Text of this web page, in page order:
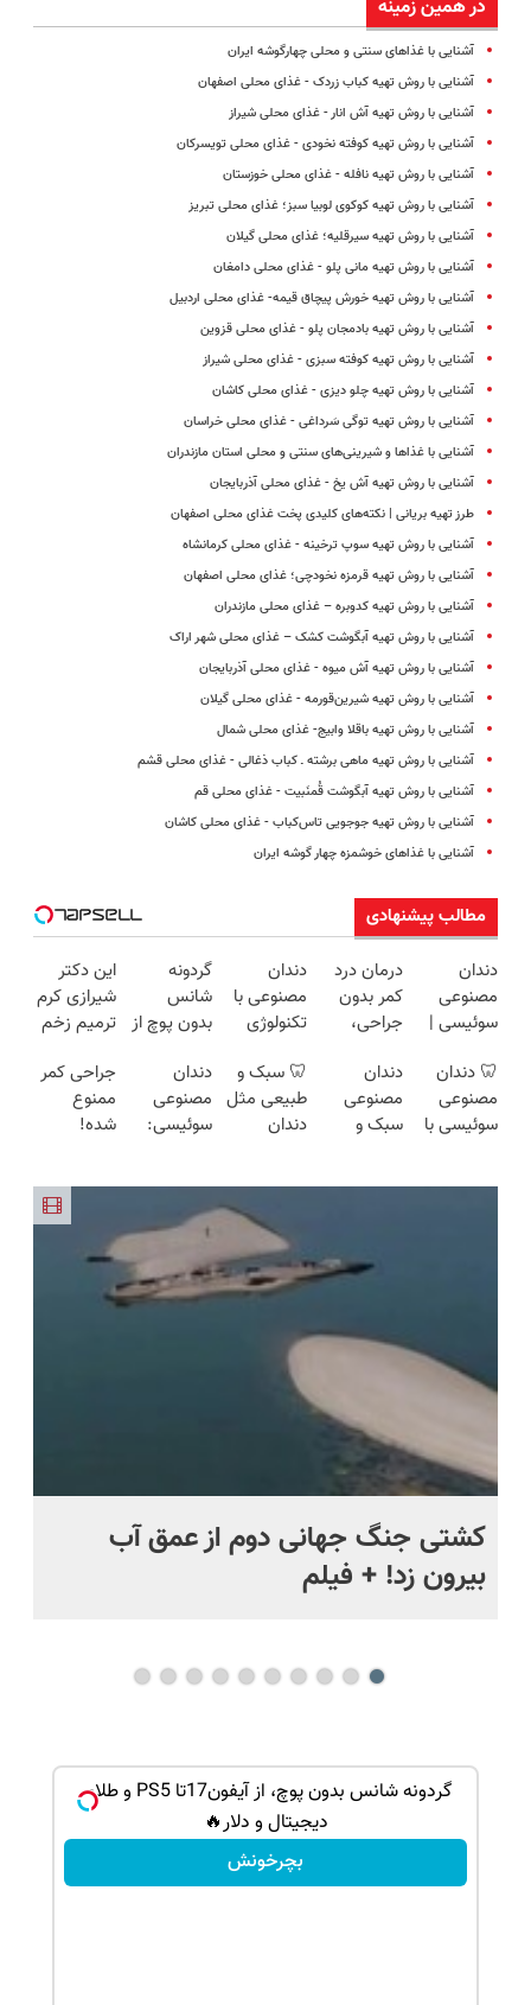
در همین زمینه
آشنایی با غذاهای سنتی و محلی چهارگوشه ایران
آشنایی با روش تهیه‌ کباب زردک - غذای محلی اصفهان
آشنایی با روش تهیه آش انار - غذای محلی شیراز
آشنایی با روش تهیه کوفته نخودی - غذای محلی تویسرکان
آشنایی با روش تهیه نافله - غذای محلی خوزستان
آشنایی با روش تهیه‌ کوکوی لوبیا سبز؛ غذای محلی تبریز
آشنایی با روش تهیه سیرقلیه؛ غذای محلی گیلان
آشنایی با روش تهیه‌ مانی پلو - غذای محلی دامغان
آشنایی با روش تهیه خورش پیچاق قیمه- غذای محلی اردبیل
آشنایی با روش تهیه‌ بادمجان پلو - غذای محلی قزوین
آشنایی با روش تهیه کوفته سبزی - غذای محلی شیراز
آشنایی با روش تهیه چلو دیزی - غذای محلی کاشان
آشنایی با روش تهیه توگی سَرداغی - غذای محلی خراسان
آشنایی با غذاها و شیرینی‌های سنتی و محلی استان مازندران
آشنایی با روش تهیه آش یخ - غذای محلی آذربایجان
طرز تهیه‌ بریانی | نکته‌های کلیدی پخت غذای محلی اصفهان
آشنایی با روش تهیه سوپ ترخینه - غذای محلی کرمانشاه
آشنایی با روش تهیه‌ قرمزه نخودچی؛ غذای محلی اصفهان
آشنایی با روش تهیه کدوبره – غذای محلی مازندران
آشنایی با روش تهیه آبگوشت کشک – غذای محلی شهر اراک
آشنایی با روش تهیه آش میوه - غذای محلی آذربایجان
آشنایی با روش تهیه شیرین‌قورمه - غذای محلی گیلان
آشنایی با روش تهیه باقلا وابیج- غذای محلی شمال
آشنایی با روش تهیه ماهى برشته ـ کباب ذغالى - غذای محلی قشم
آشنایی با روش تهیه آبگوشت قُمنَبیت - غذای محلی قم
آشنایی با روش تهیه جوجویی تاس‌کباب - غذای محلی کاشان
آشنایی با غذاهای خوشمزه چهار گوشه ایران
مطالب پیشنهادی
دندان
مصنوعی
سوئیسی |
مقاوم،
طبیعی!
ویزیت
اقساطی😍
درمان درد
کمر بدون
جراحی،
پرسش‌نامه
رو پر کن ▶
دندان
مصنوعی با
تکنولوژی
سوئیسی
🇨🇭
گردونه
شانس
بدون پوچ از
بیت کوین
🔥
این دکتر
شیرازی کرم
ترمیم زخم
ساخت!!!
🦷 دندان
مصنوعی
سوئیسی با
دندان
مصنوعی
سبک و
داریم!😍 |
📍تهران
🦷 سبک و
طبیعی مثل
دندان
اقساطی 💳
📍 تهران
دندان
مصنوعی
سوئیسی:
اروپا، سبک
و مقاوم |
پرداخت
قسطی
جراحی کمر
ممنوع
شده!
منزل درمان
کنی؟
((پرسش‌نامه))
کشتی‌ جنگ جهانی دوم از عمق آب
بیرون زد! + فیلم
گردونه شانس بدون پوچ، از آیفون17تا PS5 و طلای
دیجیتال و دلار🔥
بچرخونش